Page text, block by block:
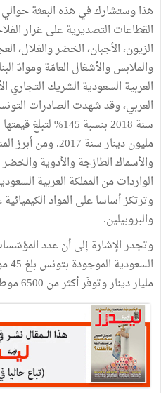
القطاعات التصديرية على غرار
الزيون، الأجبان، الخضر والغلال،
والملابس والأشغال العامّة وموادّ
العربية السعودية الشريك
العربي، وقد شهدت الصادرات
مليون دينار سنة
والأسماك الطازجة والأدوية
وترتكز أساسا على المواد
والبروبيلين.
وتجدر الإشارة إلى أنّ عدد
مليار دينار وتوفّر أكثر من 6500 موطن شغل مباشر.